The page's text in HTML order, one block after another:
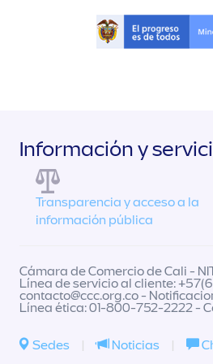
Información y
Transparencia y acceso a la
información pública
Cámara de Comercio de Cali -
Línea de servicio al cliente:
contacto@ccc.org.co-
Línea ética: 01-800-752-2222 -
Sedes | Noticias |